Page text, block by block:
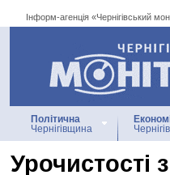
Інформ-агенція «Чернігівський
Інформ-агенція
«Чернігівський
Політична
Чернігівщина
Урочистості